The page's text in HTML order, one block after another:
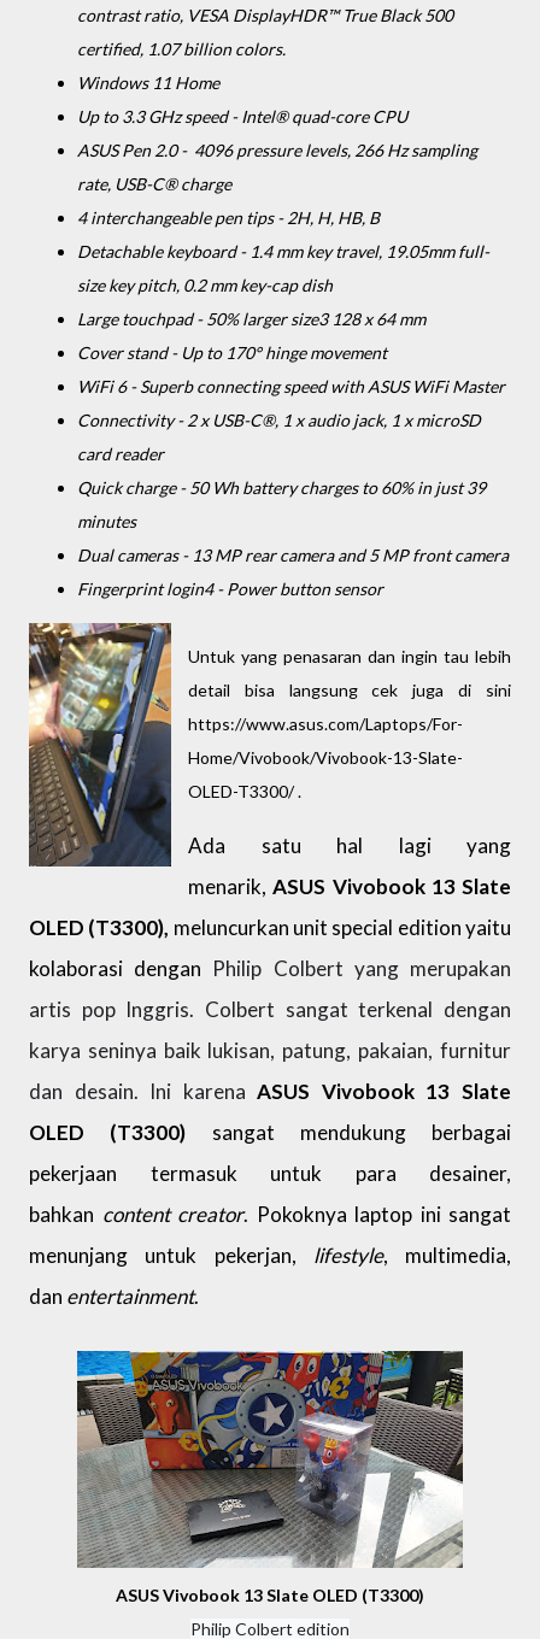
contrast ratio, VESA DisplayHDR™ True Black 500
certified, 1.07 billion colors.
Windows 11 Home
Up to 3.3 GHz speed - Intel® quad-core CPU
ASUS Pen 2.0 - 4096 pressure levels, 266 Hz sampling
rate, USB-C® charge
4 interchangeable pen tips - 2H, H, HB, B
Detachable keyboard - 1.4 mm key travel, 19.05mm full-
size key pitch, 0.2 mm key-cap dish
Large touchpad - 50% larger size3 128 x 64 mm
Cover stand - Up to 170° hinge movement
WiFi 6 - Superb connecting speed with ASUS WiFi Master
Connectivity - 2 x USB-C®, 1 x audio jack, 1 x microSD
card reader
Quick charge - 50 Wh battery charges to 60% in just 39
minutes
Dual cameras - 13 MP rear camera and 5 MP front camera
Fingerprint login4 - Power button sensor
Untuk yang penasaran dan ingin tau lebih
detail bisa langsung cek juga di sini
https://www.asus.com/Laptops/For-
Home/Vivobook/Vivobook-13-Slate-
OLED-T3300/ .
Ada satu hal lagi yang
menarik,ASUS Vivobook 13 Slate
OLED (T3300), meluncurkan unit special edition yaitu
kolaborasi dengan Philip Colbert yang merupakan
artis pop Inggris. Colbert sangat terkenal dengan
karya seninya baik lukisan, patung, pakaian, furnitur
dan desain. Ini karenaASUS Vivobook 13 Slate
OLED (T3300) sangat mendukung berbagai
pekerjaan termasuk untuk para desainer,
bahkan content creator. Pokoknya laptop ini sangat
menunjang untuk pekerjan, lifestyle, multimedia,
dan entertainment.
ASUS Vivobook 13 Slate OLED (T3300)
Philip Colbert edition